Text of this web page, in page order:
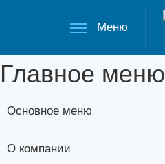
Главное меню
Основное меню
О компании
Меню